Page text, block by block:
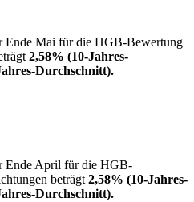
Ende Mai für die HGB-Bewertung
2,58% (10-Jahres-
Durchschnitt).
Ende April für die HGB-
beträgt 2,58% (10-Jahres-
Durchschnitt).